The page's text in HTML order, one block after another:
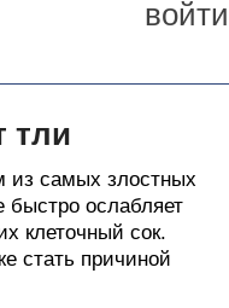
войти
тли
из самых злостных
быстро ослабляет
клеточный сок.
стать причиной